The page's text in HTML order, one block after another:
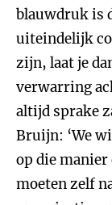
blauwdruk is
uiteindelijk
zijn, laat je
verwarring
altijd sprake
Bruijn: ‘We
op die manier
moeten zelf